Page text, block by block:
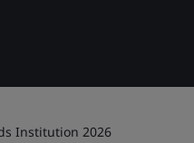
Institution 2026